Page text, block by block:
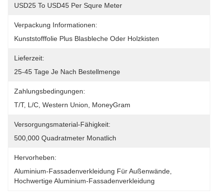
USD25 To USD45 Per Squre Meter
Verpackung Informationen:
Kunststofffolie Plus Blasbleche Oder Holzkisten
Lieferzeit:
25-45 Tage Je Nach Bestellmenge
Zahlungsbedingungen:
T/T, L/C, Western Union, MoneyGram
Versorgungsmaterial-Fähigkeit:
500,000 Quadratmeter Monatlich
Hervorheben:
Aluminium-Fassadenverkleidung Für Außenwände
Hochwertige Aluminium-Fassadenverkleidung